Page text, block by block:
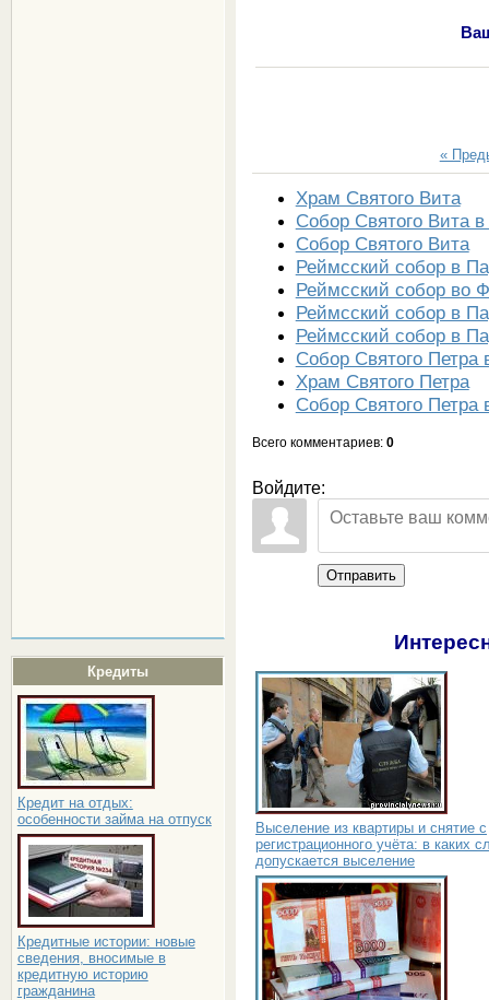
Кредиты
Кредит на отдых:
особенности займа на отпуск
Кредитные истории: новые
сведения, вносимые в
кредитную историю
гражданина
«
Храм Святого Вита
Собор Святого Вита в
Собор Святого Вита
Реймсский собор в
Реймсский собор во
Реймсский собор в
Реймсский собор в
Собор Святого Петра
Храм Святого Петра
Собор Святого Петра
Всего комментариев: 0
Войдите:
Отправить
Выселение из квартиры и снятие с
регистрационного учёта: в каких
допускается выселение